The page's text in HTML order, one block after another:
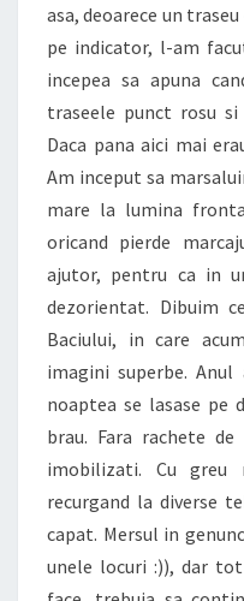
asa, deoarece un
pe indicator, l-am
incepea sa apuna
traseele punct rosu
Daca pana aici mai
Am inceput sa
mare la lumina
oricand pierde
ajutor, pentru ca in
dezorientat. Dibuim
Baciului, in care
imagini superbe.
noaptea se lasase pe
brau. Fara rachete
imobilizati. Cu greu
recurgand la diverse
capat. Mersul in
unele locuri :)), dar